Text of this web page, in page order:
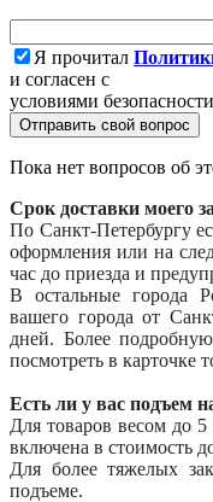
Я прочитал
и согласен с
условиями
Отправить свой вопрос
Пока нет вопросов об
Срок доставки моего
По Санкт-Петербургу
оформления или на
час до приезда и
В остальные города
вашего города от
дней. Более
посмотреть в карточке
Есть ли у вас подъем
Для товаров весом до 5
включена в стоимость
Для более тяжелых
подъеме.